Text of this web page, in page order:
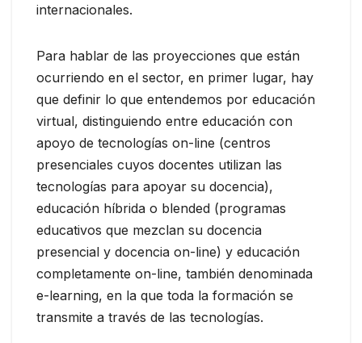
internacionales.
Para hablar de las proyecciones que están
ocurriendo en el sector, en primer lugar, hay
que definir lo que entendemos por educación
virtual, distinguiendo entre educación con
apoyo de tecnologías on-line (centros
presenciales cuyos docentes utilizan las
tecnologías para apoyar su docencia),
educación híbrida o blended (programas
educativos que mezclan su docencia
presencial y docencia on-line) y educación
completamente on-line, también denominada
e-learning, en la que toda la formación se
transmite a través de las tecnologías.